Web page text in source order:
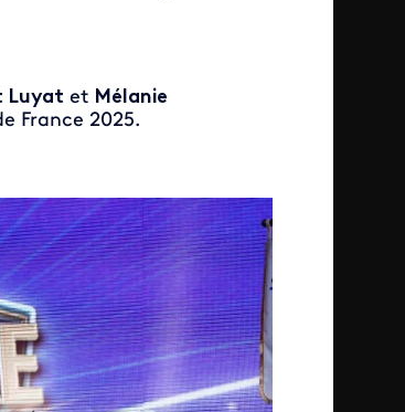
Luyat et Mélanie
France 2025.